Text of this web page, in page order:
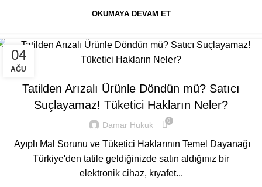
OKUMAYA DEVAM ET
04
AĞUGENEL
Tatilden Arızalı Ürünle Döndün mü? Satıcı
Suçlayamaz! Tüketici Hakların Neler?
Damar Hukuk 0
Ayıplı Mal Sorunu ve Tüketici Haklarının Temel Dayanağı
Türkiye'den tatile geldiğinizde satın aldığınız bir
elektronik cihaz, kıyafet...